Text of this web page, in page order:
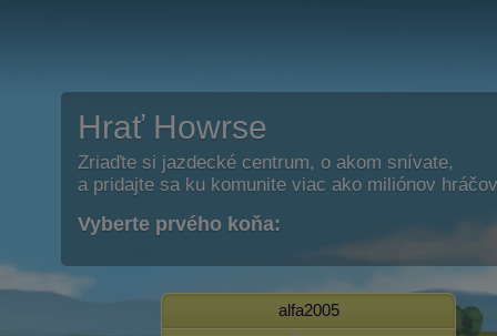
Hrať Howrse
Zriaďte si jazdecké centrum, o akom snívate,
a pridajte sa ku komunite viac ako miliónov
Vyberte prvého koňa:
alfa2005